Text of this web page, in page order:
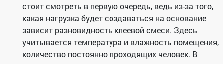
стоит смотреть в первую очередь, ведь из-за того,
какая нагрузка будет создаваться на основание
зависит разновидность клеевой смеси. Здесь
учитывается температура и влажность помещения,
количество постоянно проходящих человек. В